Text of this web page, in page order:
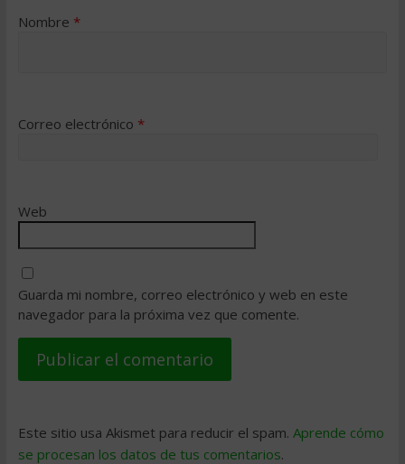
Nombre *
Correo electrónico *
Web
Guarda mi nombre, correo electrónico y web en este
navegador para la próxima vez que comente.
Este sitio usa Akismet para reducir el spam. Aprende cómo
se procesan los datos de tus comentarios.